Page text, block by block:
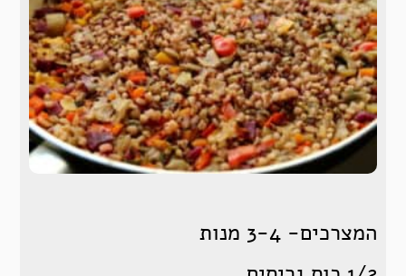
המצרכים- 3-4 מנות